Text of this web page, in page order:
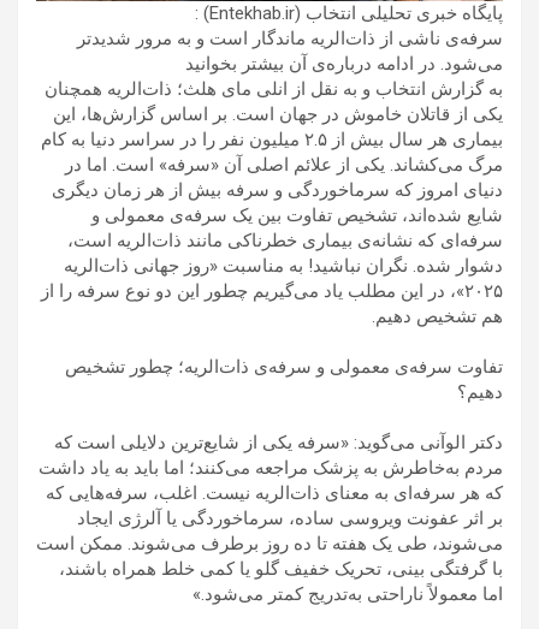
پایگاه خبری تحلیلی انتخاب (Entekhab.ir) :
سرفه‌ی ناشی از ذات‌الریه ماندگار است و به مرور شدیدتر
می‌شود. در ادامه درباره‌ی آن بیشتر بخوانید
به گزارش انتخاب و به نقل از انلی مای هلث؛ ذات‌الریه همچنان
یکی از قاتلان خاموش در جهان است. بر اساس گزارش‌ها، این
بیماری هر سال بیش از ۲.۵ میلیون نفر را در سراسر دنیا به کام
مرگ می‌کشاند. یکی از علائم اصلی آن «سرفه» است. اما در
دنیای امروز که سرماخوردگی و سرفه بیش از هر زمان دیگری
شایع شده‌اند، تشخیص تفاوت بین یک سرفه‌ی معمولی و
سرفه‌ای که نشانه‌ی بیماری خطرناکی مانند ذات‌الریه است،
دشوار شده. نگران نباشید! به مناسبت «روز جهانی ذات‌الریه
۲۰۲۵»، در این مطلب یاد می‌گیریم چطور این دو نوع سرفه را از
هم تشخیص دهیم.
تفاوت سرفه‌ی معمولی و سرفه‌ی ذات‌الریه؛ چطور تشخیص
دهیم؟
دکتر الوآنی می‌گوید: «سرفه یکی از شایع‌ترین دلایلی است که
مردم به‌خاطرش به پزشک مراجعه می‌کنند؛ اما باید به یاد داشت
که هر سرفه‌ای به معنای ذات‌الریه نیست. اغلب، سرفه‌هایی که
بر اثر عفونت ویروسی ساده، سرماخوردگی یا آلرژی ایجاد
می‌شوند، طی یک هفته تا ده روز برطرف می‌شوند. ممکن است
با گرفتگی بینی، تحریک خفیف گلو یا کمی خلط همراه باشند،
اما معمولاً ناراحتی به‌تدریج کمتر می‌شود.»